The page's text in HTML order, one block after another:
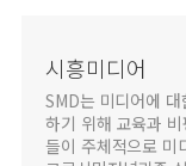
시흥미디어
SMD는 미디어에
하기 위해 교육과
들이 주체적으로 미